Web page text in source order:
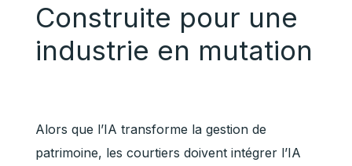
Construite pour une
industrie en mutation
Alors que l’IA transforme la gestion de
patrimoine, les courtiers doivent intégrer l’IA